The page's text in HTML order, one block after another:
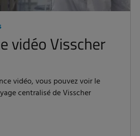
vidéo Visscher
vidéo, vous pouvez voir le
centralisé de Visscher